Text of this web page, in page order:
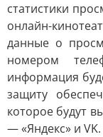
статистики
онлайн-
данные о
номером
информация
защиту
которое будут
— «Яндекс» и VK.